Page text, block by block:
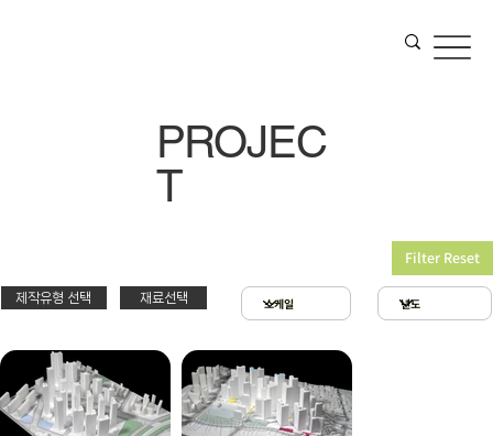
제작유형 선택 재료선택
Filter Reset
스치로폴 & 우드락
아크릴 & 3D 프린팅
확대모형
제작유형선택
PT
제출
현상
PROJEC
T